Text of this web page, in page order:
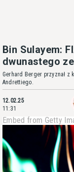
Bin Sulayem:
dwunastego
Gerhard Berger przyznał z
Andrettiego.
12.02.25
11:31
Embed from Getty